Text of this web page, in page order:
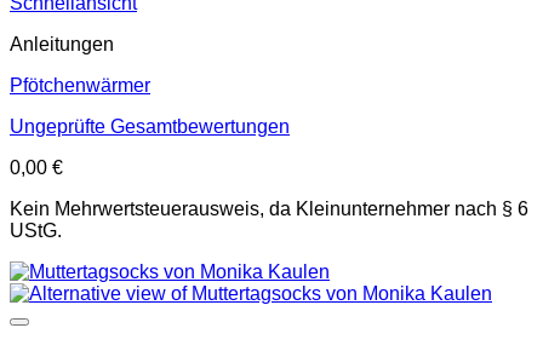
Anleitungen
Pfötchenwärmer
Ungeprüfte Gesamtbewertungen
0,00 €
Kein Mehrwertsteuerausweis, da Kleinunternehmer nach § 6
UStG.